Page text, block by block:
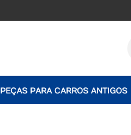
PEÇAS PARA CARROS ANTIGOS